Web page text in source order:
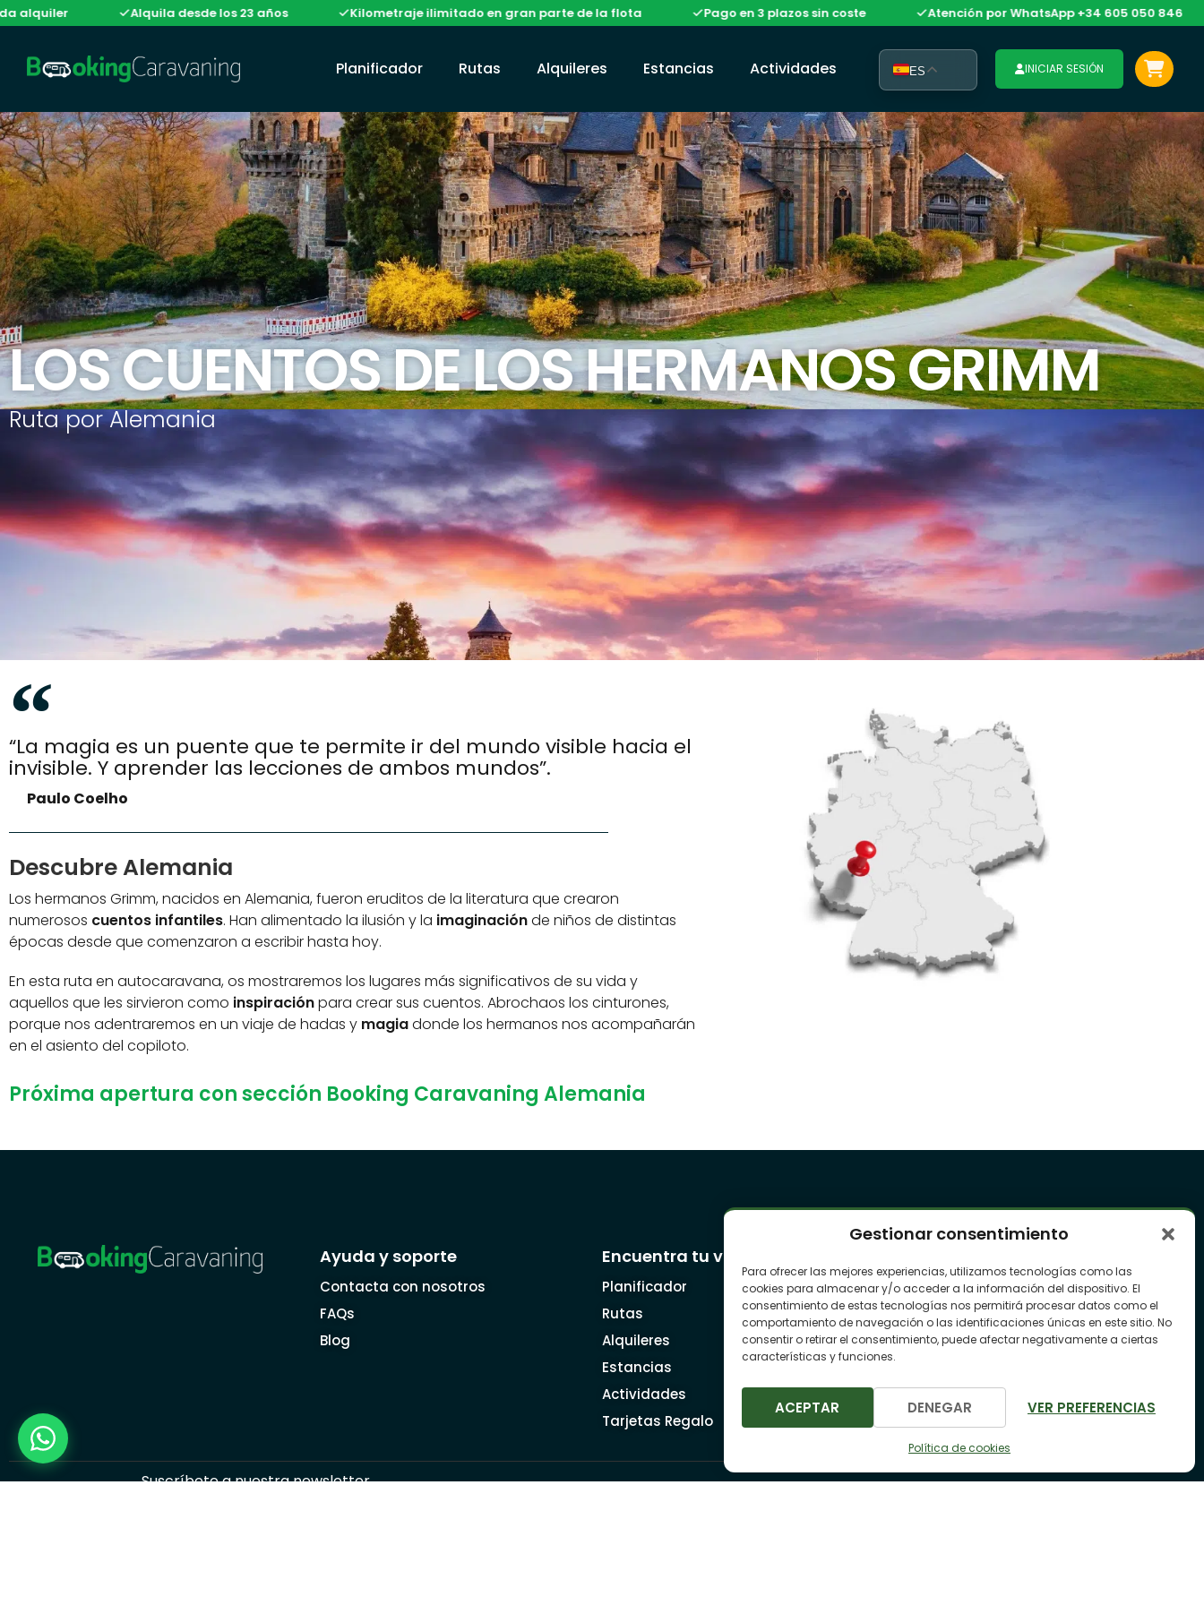
Gestionar consentimiento
Para ofrecer las mejores experiencias, utilizamos tecnologías como las
cookies para almacenar y/o acceder a la información del dispositivo. El
consentimiento de estas tecnologías nos permitirá procesar datos como el
comportamiento de navegación o las identificaciones únicas en este sitio. No
consentir o retirar el consentimiento, puede afectar negativamente a ciertas
características y funciones.
ACEPTAR DENEGAR VER PREFERENCIAS
Política de cookies
Alquila desde los 23 años Kilometraje ilimitado en gran parte de la flota Pago en 3 plazos sin coste Atención por WhatsApp +34 605 050 846
Planificador Rutas Alquileres Estancias Actividades ES INICIAR SESIÓN
LOS CUENTOS DE LOS HERMANOS GRIMM
Ruta por Alemania
“La magia es un puente que te permite ir del mundo visible hacia el
invisible. Y aprender las lecciones de ambos mundos”.
Paulo Coelho
Descubre Alemania
Los hermanos Grimm, nacidos en Alemania, fueron eruditos de la literatura que crearon
numerosos cuentos infantiles. Han alimentado la ilusión y la imaginaciónde niños de distintas
épocas desde que comenzaron a escribir hasta hoy.
En esta ruta en autocaravana, os mostraremos los lugares más significativos de su vida y
aquellos que les sirvieron como inspiraciónpara crear sus cuentos. Abrochaos los cinturones,
porque nos adentraremos en un viaje de hadas y magiadonde los hermanos nos acompañarán
en el asiento del copiloto.
Próxima apertura con sección Booking Caravaning Alemania
Ayuda y soporte
Contacta con nosotros
FAQs
Blog
Encuentra tu viaje
Planificador
Rutas
Alquileres
Estancias
Actividades
Tarjetas Regalo
info@bookingcaravaning.com
605 050 846
Síguenos
Suscríbete a nuestra newsletter